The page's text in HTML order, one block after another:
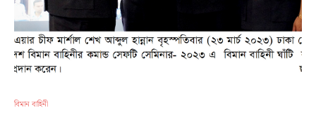
বিমান বাহিনী